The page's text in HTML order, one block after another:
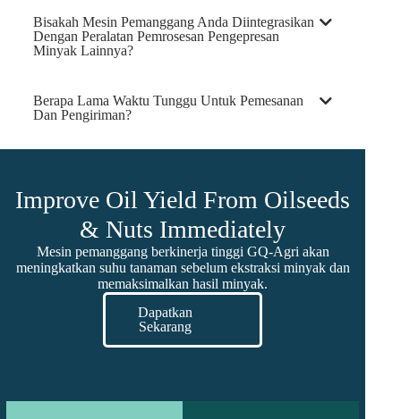
Bisakah Mesin Pemanggang Anda Diintegrasikan
Dengan Peralatan Pemrosesan Pengepresan
Minyak Lainnya?
Berapa Lama Waktu Tunggu Untuk Pemesanan
Dan Pengiriman?
Improve Oil Yield From Oilseeds
& Nuts Immediately
Mesin pemanggang berkinerja tinggi GQ-Agri akan
meningkatkan suhu tanaman sebelum ekstraksi minyak dan
memaksimalkan hasil minyak.
Dapatkan
Sekarang